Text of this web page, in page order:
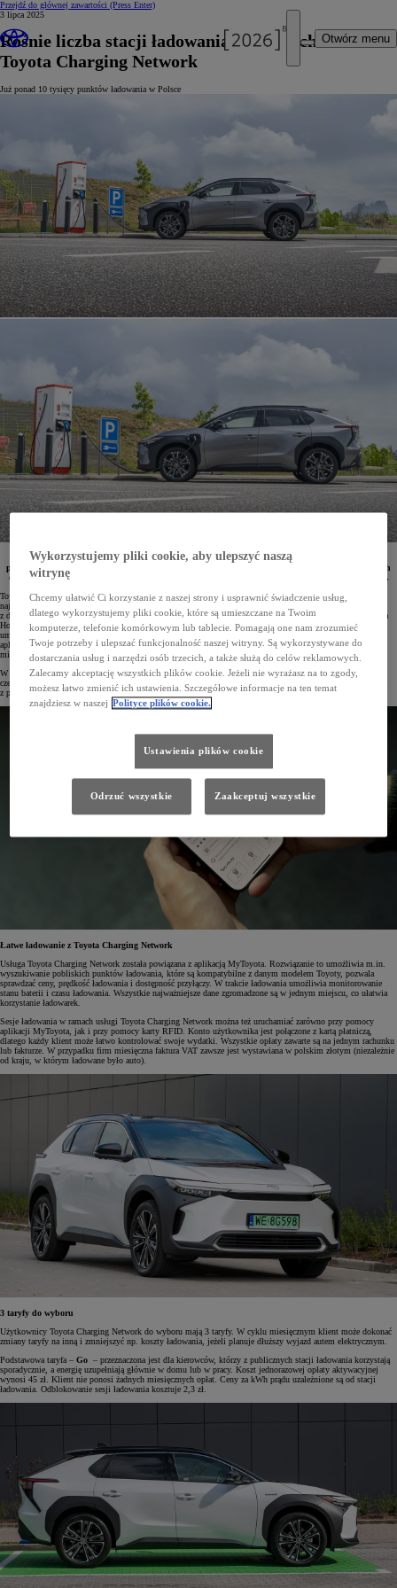
Przejdź do głównej zawartości (Press Enter)
Otwórz menu
3 lipca 2025
Rośnie liczba stacji ładowania należących do sieci
Toyota Charging Network
Już ponad 10 tysięcy punktów ładowania w Polsce
Liczba publicznych stacji ładowania dostępnych w Polsce w ramach Toyota Charging Network
przekroczyła już 10 tys. punktów. Z sieci tej mogą korzystać użytkownicy samochodów elektrycznych
oraz hybryd typu plug-in. Mogą oni ładować swoje auta przy pomocy jednej aplikacji – MyToyota.
Toyota pragnie zapewnić posiadaczom swoich samochodów elektrycznych oraz hybryd typu plug-in jak
największy komfort, dlatego wyposaża te pojazdy w standardzie w kable niezbędne do ładowania – nie tylko
z domowego gniazdka elektrycznego, ale też z publicznych stacji ładowania lub domowych ładowarek Toyota
HomeCharge. Użytkownicy elektryków mogą też dołączyć do Toyota Charging Network. Jest to usługa
umożliwiająca korzystanie z dynamicznie rozwijającej się sieci publicznych stacji ładowania przy pomocy
aplikacji MyToyota lub karty RFID. Wszystkie opłaty za ładowanie w ramach tej usługi są ujęte w jednej
miesięcznej fakturze lub rachunku.
W Polsce sieć Toyota Charging Network liczy już ponad 10 tys. publicznych stacji ładowania. Do końca
czerwca 2025 roku włączono do usługi już dokładnie 10 930 ładowarek. Użytkownicy mogą także skorzystać
z ponad 953 tys. ładowarek w 22 państwach Europy.
Łatwe ładowanie z Toyota Charging Network
Usługa Toyota Charging Network została powiązana z aplikacją MyToyota. Rozwiązanie to umożliwia m.in.
wyszukiwanie pobliskich punktów ładowania, które są kompatybilne z danym modelem Toyoty, pozwala
sprawdzać ceny, prędkość ładowania i dostępność przyłączy. W trakcie ładowania umożliwia monitorowanie
stanu baterii i czasu ładowania. Wszystkie najważniejsze dane zgromadzone są w jednym miejscu, co ułatwia
korzystanie ładowarek.
Sesje ładowania w ramach usługi Toyota Charging Network można też uruchamiać zarówno przy pomocy
aplikacji MyToyota, jak i przy pomocy karty RFID. Konto użytkownika jest połączone z kartą płatniczą,
dlatego każdy klient może łatwo kontrolować swoje wydatki. Wszystkie opłaty zawarte są na jednym rachunku
lub fakturze. W przypadku firm miesięczna faktura VAT zawsze jest wystawiana w polskim złotym (niezależnie
od kraju, w którym ładowane było auto).
3 taryfy do wyboru
Użytkownicy Toyota Charging Network do wyboru mają 3 taryfy. W cyklu miesięcznym klient może dokonać
zmiany taryfy na inną i zmniejszyć np. koszty ładowania, jeżeli planuje dłuższy wyjazd autem elektrycznym.
Podstawowa taryfa – Go – przeznaczona jest dla kierowców, którzy z publicznych stacji ładowania korzystają
sporadycznie, a energię uzupełniają głównie w domu lub w pracy. Koszt jednorazowej opłaty aktywacyjnej
wynosi 45 zł. Klient nie ponosi żadnych miesięcznych opłat. Ceny za kWh prądu uzależnione są od stacji
ładowania. Odblokowanie sesji ładowania kosztuje 2,3 zł.
Wykorzystujemy pliki cookie, aby ulepszyć naszą
witrynę
Chcemy ułatwić Ci korzystanie z naszej strony i usprawnić świadczenie usług,
dlatego wykorzystujemy pliki cookie, które są umieszczane na Twoim
komputerze, telefonie komórkowym lub tablecie. Pomagają one nam zrozumieć
Twoje potrzeby i ulepszać funkcjonalność naszej witryny. Są wykorzystywane do
dostarczania usług i narzędzi osób trzecich, a także służą do celów reklamowych.
Zalecamy akceptację wszystkich plików cookie. Jeżeli nie wyrażasz na to zgody,
możesz łatwo zmienić ich ustawienia. Szczegółowe informacje na ten temat
znajdziesz w naszej Polityce plików cookie.
Ustawienia plików cookie
Odrzuć wszystkie Zaakceptuj wszystkie